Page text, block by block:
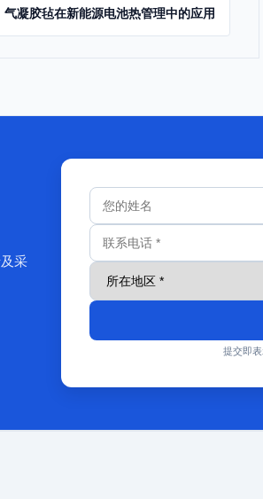
气凝胶毡在新能源电池热管理中的应用
采
提交即